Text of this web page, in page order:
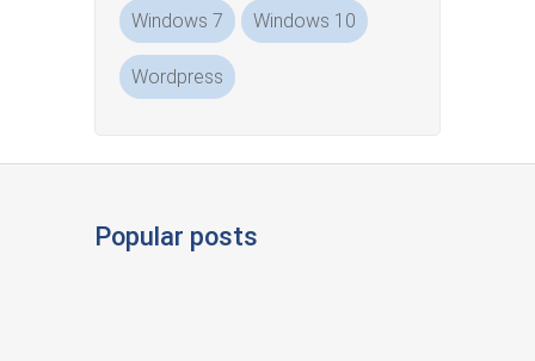
Windows 7 Windows 10
Wordpress
Popular posts